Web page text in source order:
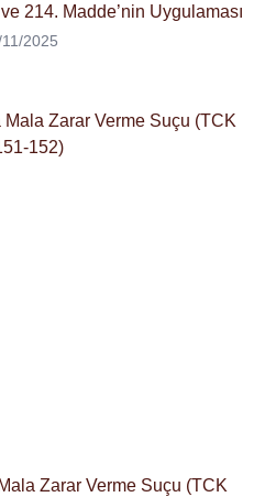
214. Madde’nin Uygulaması
2025
Zarar Verme Suçu (TCK